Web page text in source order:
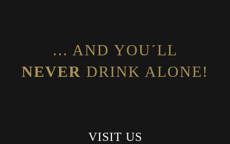
... AND YOU´LL
NEVER DRINK ALONE!
VISIT US